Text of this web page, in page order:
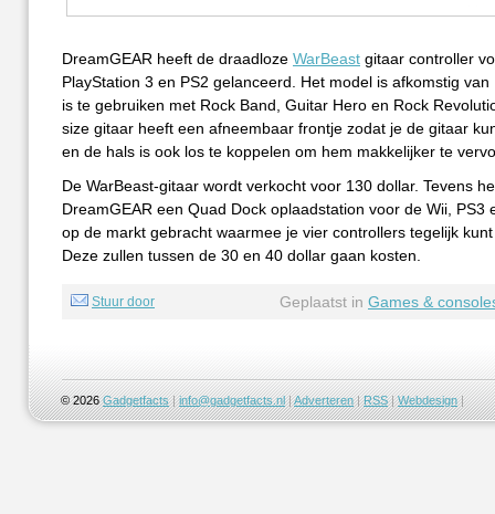
DreamGEAR heeft de draadloze WarBeast gitaar controller
PlayStation 3 en PS2 gelanceerd. Het model is afkomstig van
is te gebruiken met Rock Band, Guitar Hero en Rock
size gitaar heeft een afneembaar frontje zodat je de gitaar
en de hals is ook los te koppelen om hem makkelijker te
De WarBeast-gitaar wordt verkocht voor 130 dollar. Tevens
DreamGEAR een Quad Dock oplaadstation voor de Wii, PS3
op de markt gebracht waarmee je vier controllers tegelijk
Deze zullen tussen de 30 en 40 dollar gaan kosten.
Stuur door Geplaatst in Games &
© 2026Gadgetfacts |info@gadgetfacts.nl|Adverteren|RSS|Webdesign|